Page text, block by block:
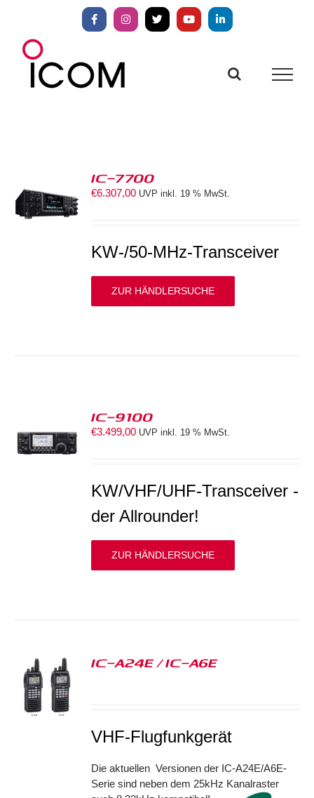
springen
FacebookInstagram
X YouTubeLinkedIn
IC-7700
€6.307,00 UVP inkl. 19 % MwSt.
KW-/50-MHz-Transceiver
ZUR HÄNDLERSUCHE
IC-9100
€3.499,00 UVP inkl. 19 % MwSt.
KW/VHF/UHF-Transceiver -
der Allrounder!
ZUR HÄNDLERSUCHE
IC-A24E / IC-A6E
VHF-Flugfunkgerät
Die aktuellen Versionen der IC-A24E/A6E-
Serie sind neben dem 25kHz Kanalraster